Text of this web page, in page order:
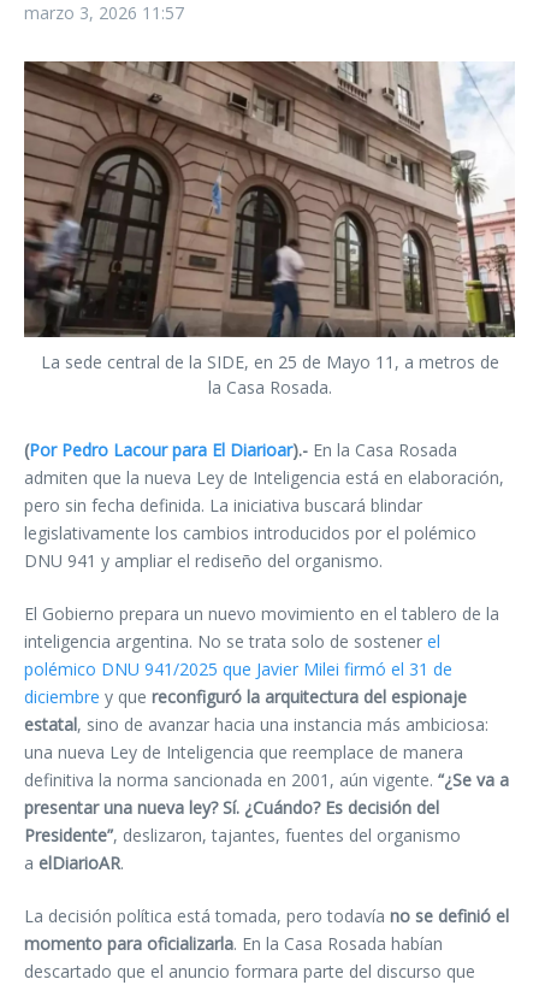
marzo 3, 2026 11:57
La sede central de la SIDE, en 25 de Mayo 11, a metros de
la Casa Rosada.
(Por Pedro Lacour para El Diarioar).- En la Casa Rosada
admiten que la nueva Ley de Inteligencia está en elaboración,
pero sin fecha definida. La iniciativa buscará blindar
legislativamente los cambios introducidos por el polémico
DNU 941 y ampliar el rediseño del organismo.
El Gobierno prepara un nuevo movimiento en el tablero de la
inteligencia argentina. No se trata solo de sostener el
polémico DNU 941/2025 que Javier Milei firmó el 31 de
diciembre y que reconfiguró la arquitectura del espionaje
estatal, sino de avanzar hacia una instancia más ambiciosa:
una nueva Ley de Inteligencia que reemplace de manera
definitiva la norma sancionada en 2001, aún vigente. “¿Se va a
presentar una nueva ley? Sí. ¿Cuándo? Es decisión del
Presidente”, deslizaron, tajantes, fuentes del organismo
a elDiarioAR.
La decisión política está tomada, pero todavía no se definió el
momento para oficializarla. En la Casa Rosada habían
descartado que el anuncio formara parte del discurso que